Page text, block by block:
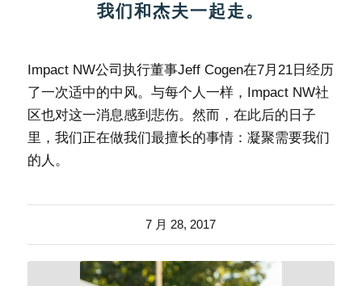
我们和杰夫一起走。
Impact NW公司执行董事Jeff Cogen在7月21日经历
了一次适中的中风。与每个人一样，Impact NW社
区也对这一消息感到悲伤。然而，在此后的日子
里，我们正在做我们最擅长的事情：凝聚需要我们
的人。
7 月 28, 2017